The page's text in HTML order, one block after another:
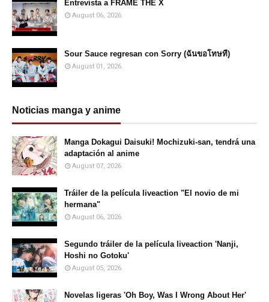
Entrevista a FRAME THE X
August 06, 2026
Sour Sauce regresan con Sorry (ฉันขอโทษที)
August 01, 2026
Noticias manga y anime
Manga Dokagui Daisuki! Mochizuki-san, tendrá una
adaptación al anime
August 07, 2026
Tráiler de la película liveaction "El novio de mi
hermana"
August 06, 2026
Segundo tráiler de la película liveaction 'Nanji,
Hoshi no Gotoku'
August 05, 2026
Novelas ligeras 'Oh Boy, Was I Wrong About Her'